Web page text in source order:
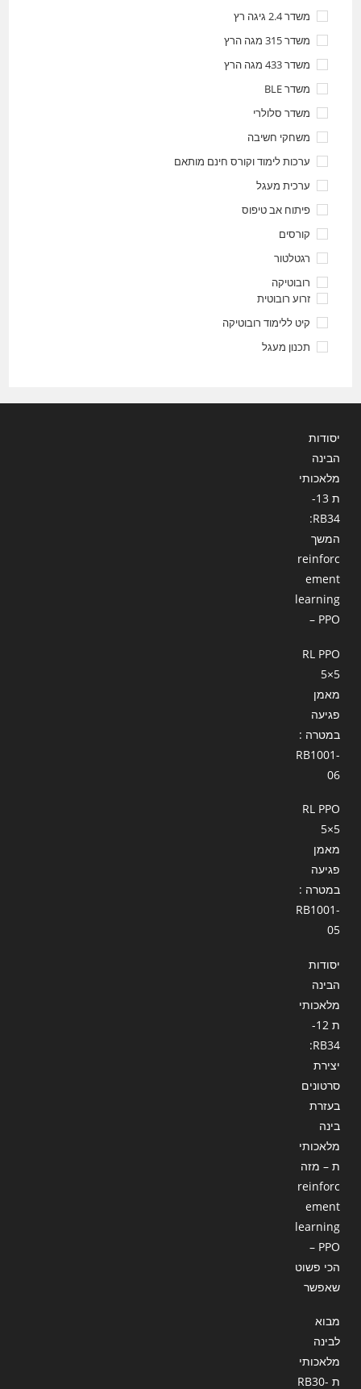
משדר 2.4 גיגה רץ
משדר 315 מגה הרץ
משדר 433 מגה הרץ
משדר BLE
משדר סלולרי
משחקי חשיבה
ערכות לימוד וקורס חינם מותאם
ערכית מעגל
פיתוח אב טיפוס
קורסים
רגטלטור
רובוטיקה
זרוע רובוטית
קיט ללימוד רובוטיקה
תכנון מעגל
יסודות
הבינה
מלאכותי
ת 13-
RB34:
המשך
reinforc
ement
learning
– PPO
RL PPO
5×5
מאמן
פגיעה
במטרה :
RB1001-
06
RL PPO
5×5
מאמן
פגיעה
במטרה :
RB1001-
05
יסודות
הבינה
מלאכותי
ת 12-
RB34:
יצירת
סרטונים
בעזרת
בינה
מלאכותי
ת – מזה
reinforc
ement
learning
– PPO
הכי פשוט
שאפשר
מבוא
לבינה
מלאכותי
ת RB30-